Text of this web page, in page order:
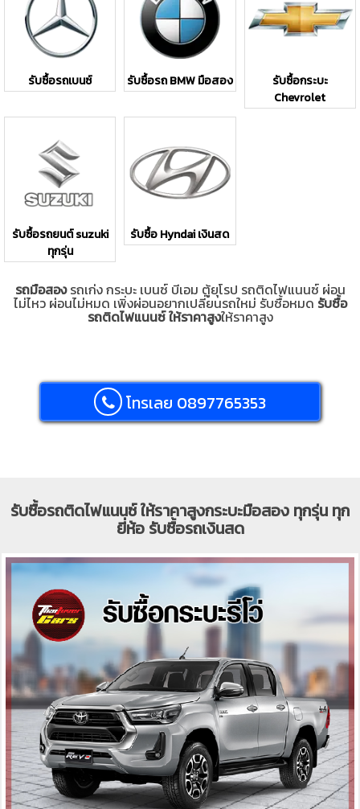
รับซื้อรถเบนซ์ รับซื้อรถ BMW มือสอง
รับซื้อกระบะ
Chevrolet
รับซื้อรถยนต์ suzuki
ทุกรุ่น
รับซื้อ Hyndai เงินสด
รถมือสองรถเก่ง กระบะ เบนซ์ บีเอม ตู้ยุโรป รถติดไฟแนนซ์ ผ่อน
ไม่ไหว ผ่อนไม่หมด เพิ่งผ่อนอยากเปลี่ยนรถใหม่ รับซื้อหมด รับซื้อ
รถติดไฟแนนซ์ ให้ราคาสูงให้ราคาสูง
โทรเลย 0897765353
รับซื้อรถติดไฟแนนซ์ ให้ราคาสูงกระบะมือสอง ทุกรุ่น ทุก
ยี่ห้อ รับซื้อรถเงินสด